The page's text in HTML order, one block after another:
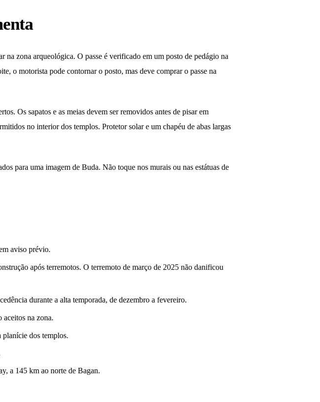
na zona arqueológica. O passe é verificado em um posto de pedágio na
o motorista pode contornar o posto, mas deve comprar o passe na
Os sapatos e as meias devem ser removidos antes de pisar em
no interior dos templos. Protetor solar e um chapéu de abas largas
para uma imagem de Buda. Não toque nos murais ou nas estátuas de
aviso prévio.
após terremotos. O terremoto de março de 2025 não danificou
durante a alta temporada, de dezembro a fevereiro.
aceitos na zona.
planície dos templos.
a 145 km ao norte de Bagan.